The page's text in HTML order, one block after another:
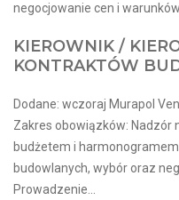
negocjowanie cen i
KIEROWNIK /
KONTRAKTÓW
Dodane: wczoraj Murapol
Zakres obowiązków: Nadzór
budżetem i
budowlanych, wybór oraz
Prowadzenie...